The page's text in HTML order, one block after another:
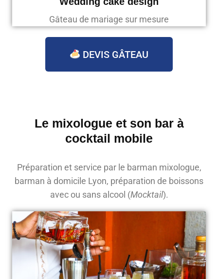
Gâteau de mariage sur mesure
DEVIS GÂTEAU
Le mixologue et son bar à
cocktail mobile
Préparation et service par le barman mixologue,
barman à domicile Lyon, préparation de boissons
avec ou sans alcool (Mocktail).